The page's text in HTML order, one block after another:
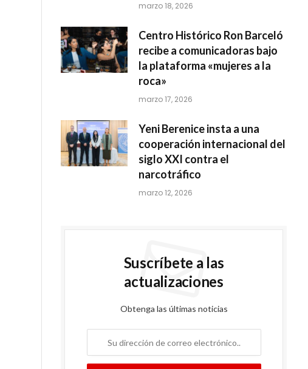
marzo 18, 2026
Centro Histórico Ron Barceló
recibe a comunicadoras bajo
la plataforma «mujeres a la
roca»
marzo 17, 2026
Yeni Berenice insta a una
cooperación internacional del
siglo XXI contra el
narcotráfico
marzo 12, 2026
Suscríbete a las
actualizaciones
Obtenga las últimas noticias